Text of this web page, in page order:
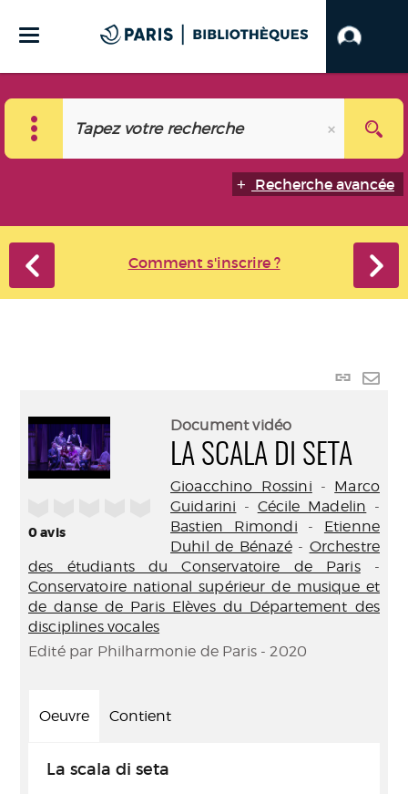
Recherche avancée
Comment s'inscrire ?
Lien
0avis
Document vidéo
LA SCALA DI SETA
Gioacchino Rossini - Marco
Guidarini - Cécile Madelin -
Bastien Rimondi - Etienne
Duhil de Bénazé- Orchestre
des étudiants du Conservatoire de Paris-
Conservatoire national supérieur de musique et
de danse de Paris Elèves du Département des
disciplines vocales
Edité par Philharmonie de Paris - 2020
Oeuvre Contient
La scala di seta